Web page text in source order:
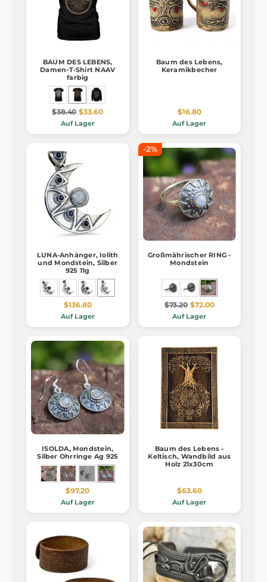
BAUM DES LEBENS,
Damen-T-Shirt NAAV
farbig
$38.40 $33.60
Auf Lager
Baum des Lebens,
Keramikbecher
$16.80
Auf Lager
LUNA-Anhänger, Iolith
und Mondstein, Silber
925 11g
$136.80
Auf Lager
-2%
Großmährischer RING -
Mondstein
$73.20 $72.00
Auf Lager
ISOLDA, Mondstein,
Silber Ohrringe Ag 925
$97.20
Auf Lager
Baum des Lebens -
Keltisch, Wandbild aus
Holz 21x30cm
$63.60
Auf Lager